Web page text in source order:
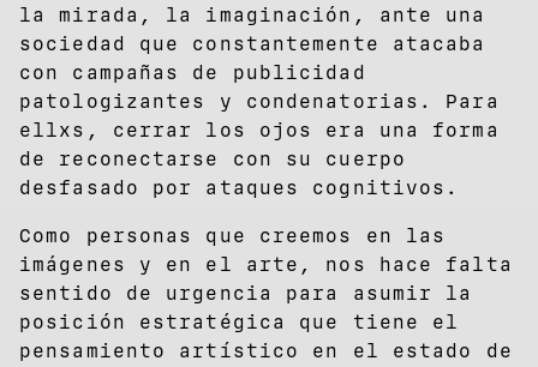
la mirada, la imaginación, ante una
sociedad que constantemente atacaba
con campañas de publicidad
patologizantes y condenatorias. Para
ellxs, cerrar los ojos era una forma
de reconectarse con su cuerpo
desfasado por ataques cognitivos.
Como personas que creemos en las
imágenes y en el arte, nos hace falta
sentido de urgencia para asumir la
posición estratégica que tiene el
pensamiento artístico en el estado de